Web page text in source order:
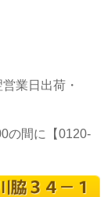
業日出荷・
の間に【0120-